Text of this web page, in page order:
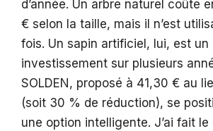
d’année. Un arbre naturel coûte
€ selon la taille, mais il n’est
fois. Un sapin artificiel, lui, est un
investissement sur plusieurs
SOLDEN, proposé à 41,30 € au
(soit 30 % de réduction), se
une option intelligente. J’ai fait le